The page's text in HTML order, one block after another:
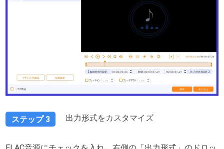
ステップ 3 出力形式をカスタマイズ